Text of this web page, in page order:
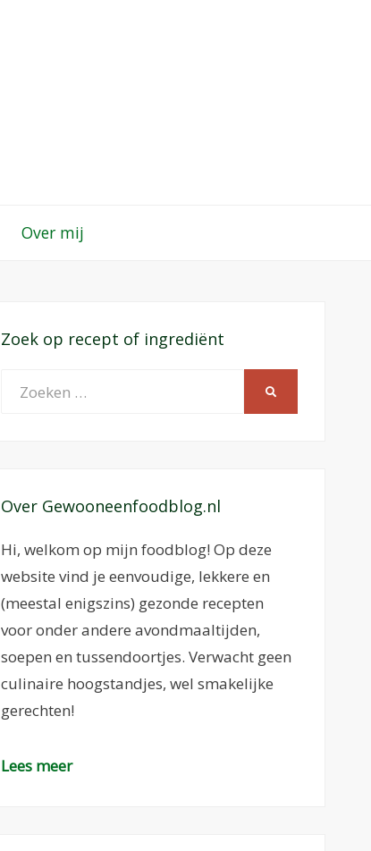
Over mij
Zoek op recept of ingrediënt
Over Gewooneenfoodblog.nl
Hi, welkom op mijn foodblog! Op deze
website vind je eenvoudige, lekkere en
(meestal enigszins) gezonde recepten
voor onder andere avondmaaltijden,
soepen en tussendoortjes. Verwacht geen
culinaire hoogstandjes, wel smakelijke
gerechten!
Lees meer